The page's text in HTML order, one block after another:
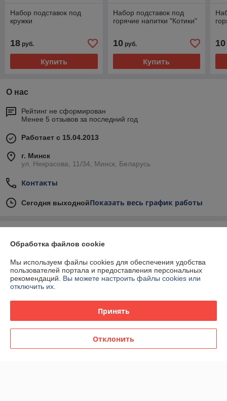
Набор подставок под
кружки
18 руб.
Купить
Набор подставок под
горячие напитки "Котики"
10руб.
Купить
10
О нас
Рейтинг не сформирован
Менее 5 отзывов за последний год
Работает с 15.04.2013
г. Минск
ул. Некрасова, 11/34, Минск, Беларусь
Контакты
Сегодня выходнойПоказать весь график работы
О нас
Доставка и оплата
Обработка файлов cookie
Мы используем файлы cookies для обеспечения удобства
пользователей портала и предоставления персональных
рекомендаций. Вы можете настроить файлы cookies или
отключить их.
Принять
Отклонить